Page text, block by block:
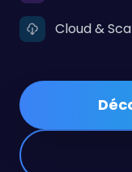
Cloud &